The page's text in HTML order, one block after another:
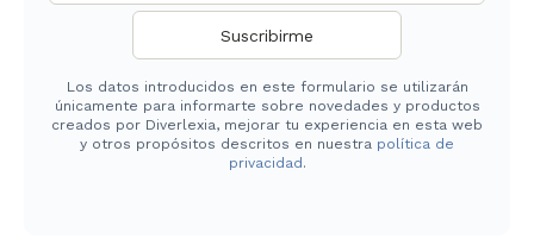
Los datos introducidos en este formulario se utilizarán
únicamente para informarte sobre novedades y productos
creados por Diverlexia, mejorar tu experiencia en esta web
y otros propósitos descritos en nuestra política de
privacidad.